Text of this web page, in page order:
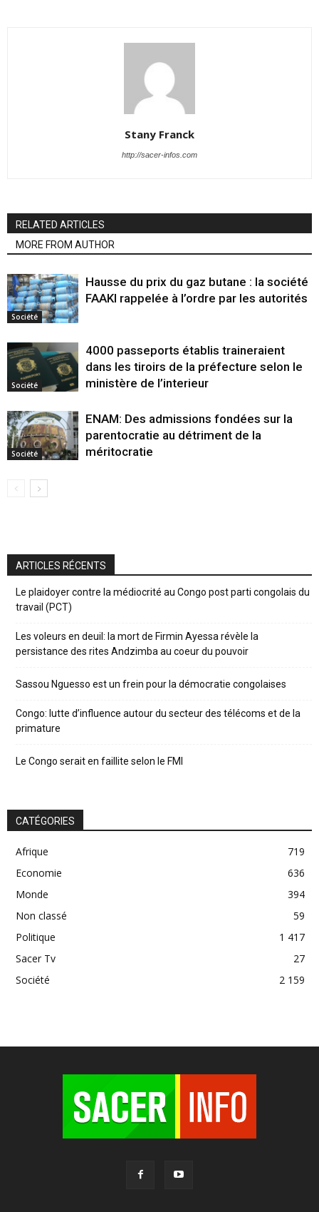
Stany Franck
http://sacer-infos.com
RELATED ARTICLES
MORE FROM AUTHOR
Société
Hausse du prix du gaz butane : la société
FAAKI rappelée à l’ordre par les autorités
Société
4000 passeports établis traineraient
dans les tiroirs de la préfecture selon le
ministère de l’interieur
Société
ENAM: Des admissions fondées sur la
parentocratie au détriment de la
méritocratie
ARTICLES RÉCENTS
Le plaidoyer contre la médiocrité au Congo post parti congolais du
travail (PCT)
Les voleurs en deuil: la mort de Firmin Ayessa révèle la
persistance des rites Andzimba au coeur du pouvoir
Sassou Nguesso est un frein pour la démocratie congolaises
Congo: lutte d’influence autour du secteur des télécoms et de la
primature
Le Congo serait en faillite selon le FMI
CATÉGORIES
Afrique
719
Economie
636
Monde
394
Non classé
59
Politique
1 417
Sacer Tv
27
Société
2 159